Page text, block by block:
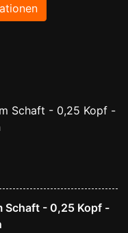
Schaft - 0,25 Kopf -